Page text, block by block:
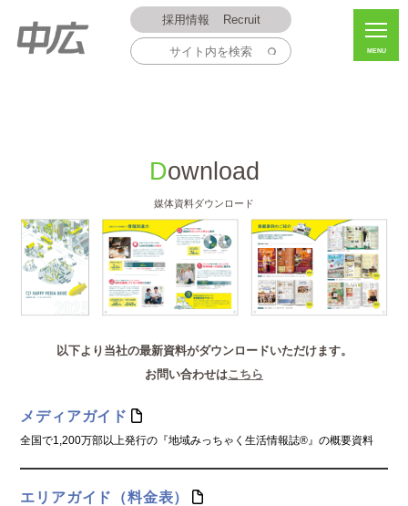
採用情報 Recruit
MENU
Download
媒体資料ダウンロード
以下より当社の最新資料がダウンロードいただけます。
お問い合わせはこちら
メディアガイド
全国で1,200万部以上発行の『地域みっちゃく生活情報誌®』の概要資料
エリアガイド（料金表）